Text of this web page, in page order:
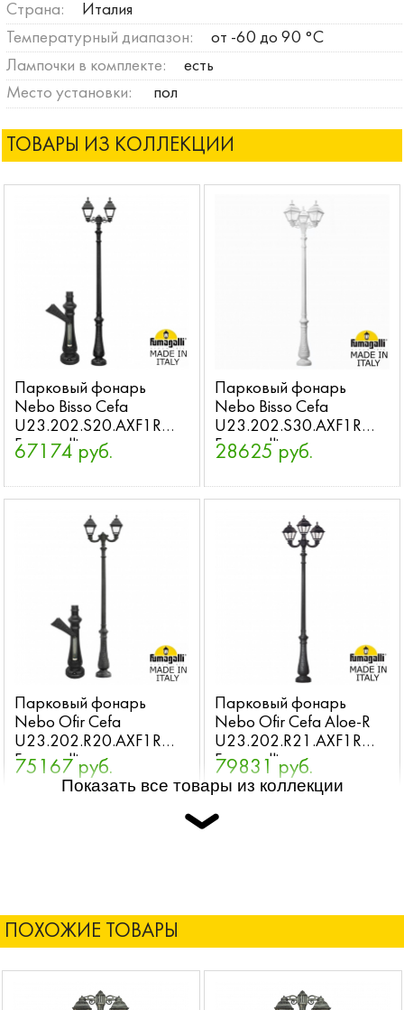
Страна:
Италия
Температурный диапазон:
от -60 до 90 °C
Лампочки в комплекте:
есть
Место установки:
пол
ТОВАРЫ ИЗ КОЛЛЕКЦИИ
Парковый фонарь
Nebo Bisso Cefa
U23.202.S20.AXF1R
Fumagalli
67174 руб.
Парковый фонарь
Nebo Bisso Cefa
U23.202.S30.AXF1R
Fumagalli
28625 руб.
Парковый фонарь
Nebo Ofir Cefa
U23.202.R20.AXF1R
Fumagalli
75167 руб.
Парковый фонарь
Nebo Ofir Cefa Aloe-R
U23.202.R21.AXF1R
Fumagalli
79831 руб.
Показать все товары из коллекции
ПОХОЖИЕ ТОВАРЫ